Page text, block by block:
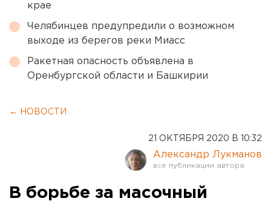
крае
Челябинцев предупредили о возможном
выходе из берегов реки Миасс
Ракетная опасность объявлена в
Оренбургской области и Башкирии
← НОВОСТИ
21 ОКТЯБРЯ 2020 В 10:32
Александр Лукманов
В борьбе за масочный